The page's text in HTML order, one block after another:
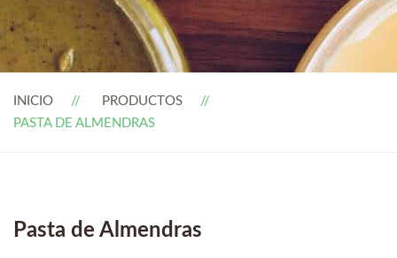
INICIO
PRODUCTOS
PASTA DE ALMENDRAS
Pasta de Almendras